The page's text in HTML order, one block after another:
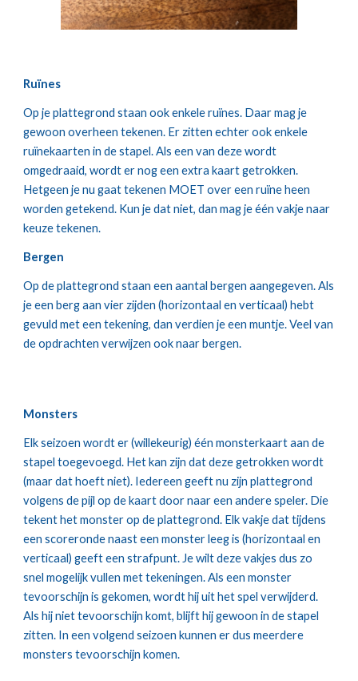
Ruïnes
Op je plattegrond staan ook enkele ruïnes. Daar mag je
gewoon overheen tekenen. Er zitten echter ook enkele
ruïnekaarten in de stapel. Als een van deze wordt
omgedraaid, wordt er nog een extra kaart getrokken.
Hetgeen je nu gaat tekenen MOET over een ruïne heen
worden getekend. Kun je dat niet, dan mag je één vakje naar
keuze tekenen.
Bergen
Op de plattegrond staan een aantal bergen aangegeven. Als
je een berg aan vier zijden (horizontaal en verticaal) hebt
gevuld met een tekening, dan verdien je een muntje. Veel van
de opdrachten verwijzen ook naar bergen.
Monsters
Elk seizoen wordt er (willekeurig) één monsterkaart aan de
stapel toegevoegd. Het kan zijn dat deze getrokken wordt
(maar dat hoeft niet). Iedereen geeft nu zijn plattegrond
volgens de pijl op de kaart door naar een andere speler. Die
tekent het monster op de plattegrond. Elk vakje dat tijdens
een scoreronde naast een monster leeg is (horizontaal en
verticaal) geeft een strafpunt. Je wilt deze vakjes dus zo
snel mogelijk vullen met tekeningen. Als een monster
tevoorschijn is gekomen, wordt hij uit het spel verwijderd.
Als hij niet tevoorschijn komt, blijft hij gewoon in de stapel
zitten. In een volgend seizoen kunnen er dus meerdere
monsters tevoorschijn komen.